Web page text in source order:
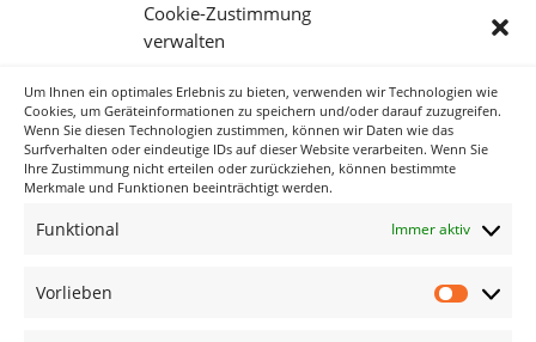
Cookie-Zustimmung
verwalten
Um Ihnen ein optimales Erlebnis zu bieten, verwenden wir Technologien wie
Cookies, um Geräteinformationen zu speichern und/oder darauf zuzugreifen.
Wenn Sie diesen Technologien zustimmen, können wir Daten wie das
Surfverhalten oder eindeutige IDs auf dieser Website verarbeiten. Wenn Sie
Ihre Zustimmung nicht erteilen oder zurückziehen, können bestimmte
Merkmale und Funktionen beeinträchtigt werden.
Funktional Immer aktiv
Vorlieben
Neueste Kommentare
Archiv
Keine Kategorien